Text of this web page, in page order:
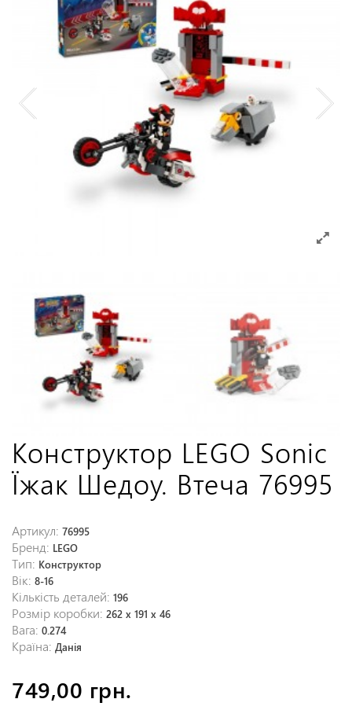
Конструктор LEGO Sonic
Їжак Шедоу. Втеча 76995
Артикул: 76995
Бренд: LEGO
Тип: Конструктор
Вік: 8-16
Кількість деталей: 196
Розмір коробки: 262 x 191 x 46
Вага: 0.274
Країна: Данія
749,00 грн.